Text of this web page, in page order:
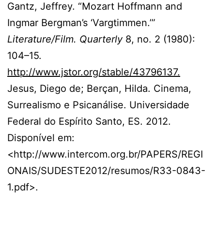
Gantz, Jeffrey. “Mozart Hoffmann and
Ingmar Bergman’s ‘Vargtimmen.’”
Literature/Film. Quarterly8, no. 2 (1980):
104–15.
http://www.jstor.org/stable/43796137.
Jesus, Diego de; Berçan, Hilda. Cinema,
Surrealismo e Psicanálise. Universidade
Federal do Espírito Santo, ES. 2012.
Disponível em:
<http://www.intercom.org.br/PAPERS/REGI
ONAIS/SUDESTE2012/resumos/R33-0843-
1.pdf>.